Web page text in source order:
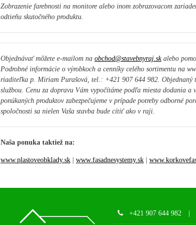
Zobrazenie farebnosti na monitore alebo inom zobrazovacom
odtieňu skutočného produktu.
Objednávať môžete e-mailom na obchod@stavebnyraj.skalebo
Podrobné informácie o výrobkoch a cenníky celého sortimentu na
riaditeľka p. Miriam Purašová, tel.: +421 907 644 982. Objednaný
službou. Cenu za dopravu Vám vypočítáme podľa miesta dodania a
ponúkaných produktov zabezpečujeme v prípade potreby odborné
spoločnosti sa nielen Vaša stavba bude cítiť ako v raji.
Naša ponuka taktiež na:
www.plastoveobklady.sk| www.fasadnesystemy.sk|
+421 907 644 982